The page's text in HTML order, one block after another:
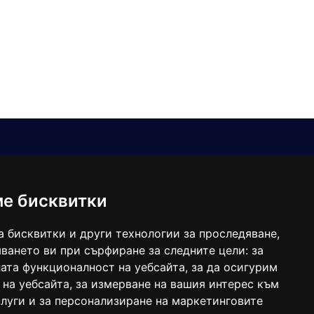
бисквитки
бисквитки и други технологии за проследяване,
ви при сърфиране за следните цели: за
функционалност на уебсайта, за да осигурим
уебсайта, за измерване на вашия интерес към
и за персонализиране на маркетинговите
balgarkanews@gmail.com